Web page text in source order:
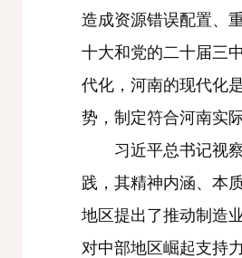
造成资源错误配置、
十大和党的二十届三
代化，河南的现代化
势，制定符合河南实
习近平总书记视察
践，其精神内涵、本
地区提出了推动制造
对中部地区崛起支持